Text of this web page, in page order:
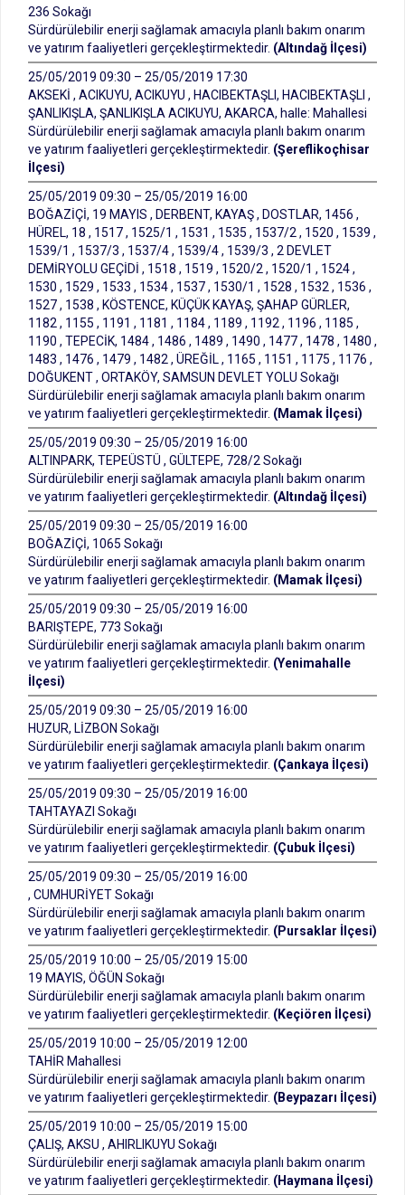
236 Sokağı
Sürdürülebilir enerji sağlamak amacıyla planlı bakım onarım
ve yatırım faaliyetleri gerçekleştirmektedir. (Altındağ İlçesi)
25/05/2019 09:30 – 25/05/2019 17:30
AKSEKİ , ACIKUYU, ACIKUYU , HACIBEKTAŞLI, HACIBEKTAŞLI ,
ŞANLIKIŞLA, ŞANLIKIŞLA ACIKUYU, AKARCA, halle: Mahallesi
Sürdürülebilir enerji sağlamak amacıyla planlı bakım onarım
ve yatırım faaliyetleri gerçekleştirmektedir. (Şereflikoçhisar
İlçesi)
25/05/2019 09:30 – 25/05/2019 16:00
BOĞAZİÇİ, 19 MAYIS , DERBENT, KAYAŞ , DOSTLAR, 1456 ,
HÜREL, 18 , 1517 , 1525/1 , 1531 , 1535 , 1537/2 , 1520 , 1539 ,
1539/1 , 1537/3 , 1537/4 , 1539/4 , 1539/3 , 2 DEVLET
DEMİRYOLU GEÇİDİ , 1518 , 1519 , 1520/2 , 1520/1 , 1524 ,
1530 , 1529 , 1533 , 1534 , 1537 , 1530/1 , 1528 , 1532 , 1536 ,
1527 , 1538 , KÖSTENCE, KÜÇÜK KAYAŞ, ŞAHAP GÜRLER,
1182 , 1155 , 1191 , 1181 , 1184 , 1189 , 1192 , 1196 , 1185 ,
1190 , TEPECİK, 1484 , 1486 , 1489 , 1490 , 1477 , 1478 , 1480 ,
1483 , 1476 , 1479 , 1482 , ÜREĞİL , 1165 , 1151 , 1175 , 1176 ,
DOĞUKENT , ORTAKÖY, SAMSUN DEVLET YOLU Sokağı
Sürdürülebilir enerji sağlamak amacıyla planlı bakım onarım
ve yatırım faaliyetleri gerçekleştirmektedir. (Mamak İlçesi)
25/05/2019 09:30 – 25/05/2019 16:00
ALTINPARK, TEPEÜSTÜ , GÜLTEPE, 728/2 Sokağı
Sürdürülebilir enerji sağlamak amacıyla planlı bakım onarım
ve yatırım faaliyetleri gerçekleştirmektedir. (Altındağ İlçesi)
25/05/2019 09:30 – 25/05/2019 16:00
BOĞAZİÇİ, 1065 Sokağı
Sürdürülebilir enerji sağlamak amacıyla planlı bakım onarım
ve yatırım faaliyetleri gerçekleştirmektedir. (Mamak İlçesi)
25/05/2019 09:30 – 25/05/2019 16:00
BARIŞTEPE, 773 Sokağı
Sürdürülebilir enerji sağlamak amacıyla planlı bakım onarım
ve yatırım faaliyetleri gerçekleştirmektedir. (Yenimahalle
İlçesi)
25/05/2019 09:30 – 25/05/2019 16:00
HUZUR, LİZBON Sokağı
Sürdürülebilir enerji sağlamak amacıyla planlı bakım onarım
ve yatırım faaliyetleri gerçekleştirmektedir. (Çankaya İlçesi)
25/05/2019 09:30 – 25/05/2019 16:00
TAHTAYAZI Sokağı
Sürdürülebilir enerji sağlamak amacıyla planlı bakım onarım
ve yatırım faaliyetleri gerçekleştirmektedir. (Çubuk İlçesi)
25/05/2019 09:30 – 25/05/2019 16:00
, CUMHURİYET Sokağı
Sürdürülebilir enerji sağlamak amacıyla planlı bakım onarım
ve yatırım faaliyetleri gerçekleştirmektedir. (Pursaklar İlçesi)
25/05/2019 10:00 – 25/05/2019 15:00
19 MAYIS, ÖĞÜN Sokağı
Sürdürülebilir enerji sağlamak amacıyla planlı bakım onarım
ve yatırım faaliyetleri gerçekleştirmektedir. (Keçiören İlçesi)
25/05/2019 10:00 – 25/05/2019 12:00
TAHİR Mahallesi
Sürdürülebilir enerji sağlamak amacıyla planlı bakım onarım
ve yatırım faaliyetleri gerçekleştirmektedir. (Beypazarı İlçesi)
25/05/2019 10:00 – 25/05/2019 15:00
ÇALIŞ, AKSU , AHIRLIKUYU Sokağı
Sürdürülebilir enerji sağlamak amacıyla planlı bakım onarım
ve yatırım faaliyetleri gerçekleştirmektedir. (Haymana İlçesi)